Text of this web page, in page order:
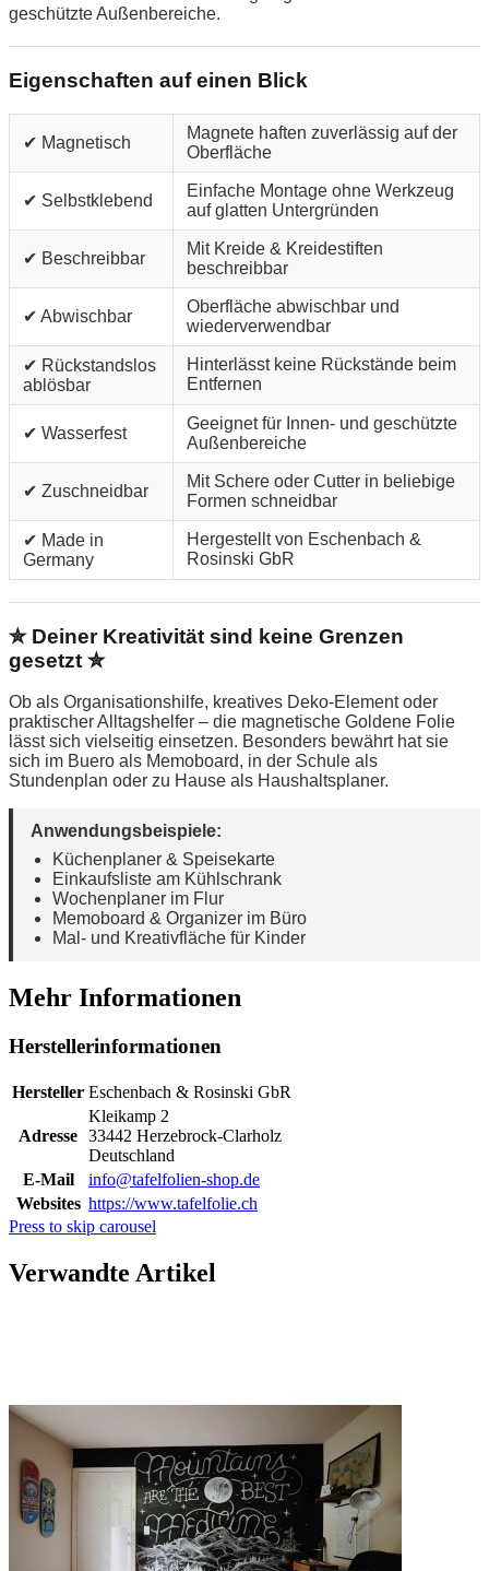
geschützte Außenbereiche.
Eigenschaften auf einen Blick
✔ Magnetisch
Magnete haften zuverlässig auf der
Oberfläche
✔ Selbstklebend
Einfache Montage ohne Werkzeug
auf glatten Untergründen
✔ Beschreibbar
Mit Kreide & Kreidestiften
beschreibbar
✔ Abwischbar
Oberfläche abwischbar und
wiederverwendbar
✔ Rückstandslos
ablösbar
Hinterlässt keine Rückstände beim
Entfernen
✔ Wasserfest
Geeignet für Innen- und geschützte
Außenbereiche
✔ Zuschneidbar
Mit Schere oder Cutter in beliebige
Formen schneidbar
✔ Made in
Germany
Hergestellt von Eschenbach &
Rosinski GbR
✮ Deiner Kreativität sind keine Grenzen
gesetzt ✮
Ob als Organisationshilfe, kreatives Deko-Element oder
praktischer Alltagshelfer – die magnetische Goldene Folie
lässt sich vielseitig einsetzen. Besonders bewährt hat sie
sich im Buero als Memoboard, in der Schule als
Stundenplan oder zu Hause als Haushaltsplaner.
Anwendungsbeispiele:
Küchenplaner & Speisekarte
Einkaufsliste am Kühlschrank
Wochenplaner im Flur
Memoboard & Organizer im Büro
Mal- und Kreativfläche für Kinder
Mehr Informationen
Herstellerinformationen
Hersteller Eschenbach & Rosinski GbR
Adresse
Kleikamp 2
33442 Herzebrock-Clarholz
Deutschland
E-Mail
info@tafelfolien-shop.de
Websites https://www.tafelfolie.ch
Press to skip carousel
Verwandte Artikel